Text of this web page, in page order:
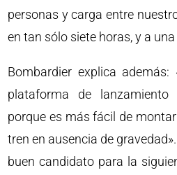
personas y carga entre
en tan sólo siete horas, y a
Bombardier explica
plataforma de
porque es más fácil de
tren en ausencia de
buen candidato para la